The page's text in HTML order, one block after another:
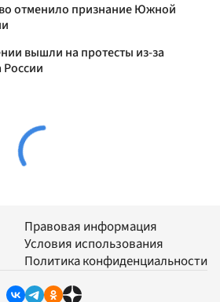
отменило признание Южной
вышли на протесты из-за
Правовая информация
Условия использования
Политика конфиденциальности